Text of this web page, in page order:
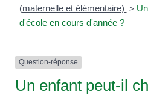
(maternelle et élémentaire) >
d'école en cours d'année ?
Question-réponse
Un enfant peut-il